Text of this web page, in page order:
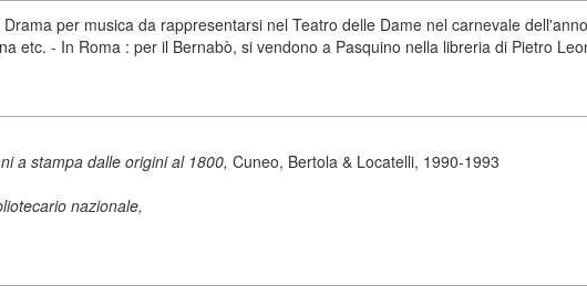
Drama per musica da rappresentarsi nel Teatro delle Dame nel carnevale
etc. - In Roma : per il Bernabò, si vendono a Pasquino nella libreria di Pietro
a stampa dalle origini al 1800, Cuneo, Bertola & Locatelli, 1990-1993
nazionale,